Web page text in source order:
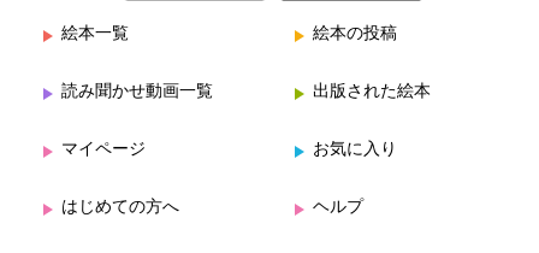
絵本一覧 絵本の投稿
読み聞かせ動画一覧 出版された絵本
マイページ お気に入り
はじめての方へ ヘルプ